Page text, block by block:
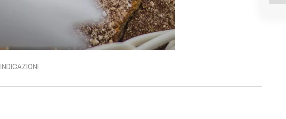
INDICAZIONI